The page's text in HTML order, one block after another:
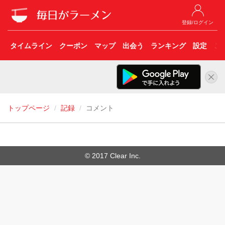
登録/ログイン
タイムライン クーポン マップ 出会う ランキング 設定 こ
トップページ 記録 コメント
© 2017 Clear Inc.